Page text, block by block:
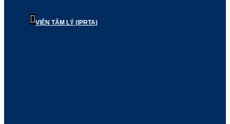
VIỆN TÂM LÝ (IPRTA)